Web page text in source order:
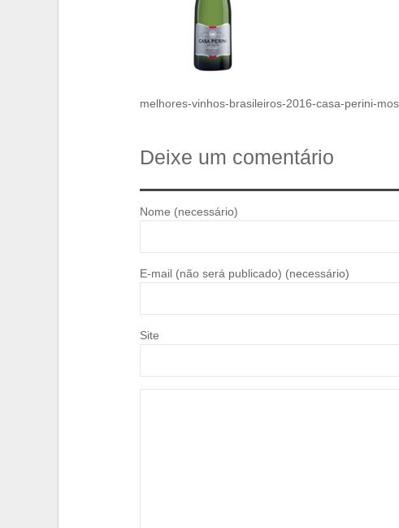
melhores-vinhos-brasileiros-2016-casa-perini-
Deixe um comentário
Nome (necessário)
E-mail (não será publicado) (necessário)
Site